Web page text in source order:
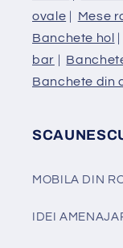
ovale | Mese
Banchete hol |
bar |
Banchete din
MOBILA DIN
IDEI